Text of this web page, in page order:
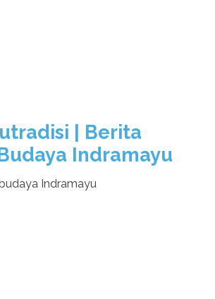
| Berita
Indramayu
Indramayu